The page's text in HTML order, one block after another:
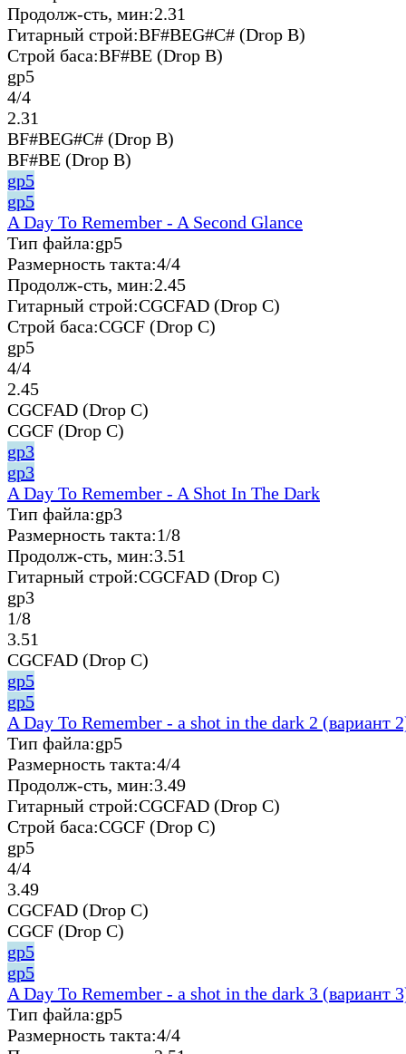
Продолж-сть, мин:2.31
Гитарный строй:BF#BEG#C# (Drop B)
Строй баса:BF#BE (Drop B)
gp5
4/4
2.31
BF#BEG#C# (Drop B)
BF#BE (Drop B)
gp5
gp5
A Day To Remember - A Second Glance
Тип файла:gp5
Размерность такта:4/4
Продолж-сть, мин:2.45
Гитарный строй:CGCFAD (Drop C)
Строй баса:CGCF (Drop C)
gp5
4/4
2.45
CGCFAD (Drop C)
CGCF (Drop C)
gp3
gp3
A Day To Remember - A Shot In The Dark
Тип файла:gp3
Размерность такта:1/8
Продолж-сть, мин:3.51
Гитарный строй:CGCFAD (Drop C)
gp3
1/8
3.51
CGCFAD (Drop C)
gp5
gp5
A Day To Remember - a shot in the dark 2 (вариант
Тип файла:gp5
Размерность такта:4/4
Продолж-сть, мин:3.49
Гитарный строй:CGCFAD (Drop C)
Строй баса:CGCF (Drop C)
gp5
4/4
3.49
CGCFAD (Drop C)
CGCF (Drop C)
gp5
gp5
A Day To Remember - a shot in the dark 3 (вариант
Тип файла:gp5
Размерность такта:4/4